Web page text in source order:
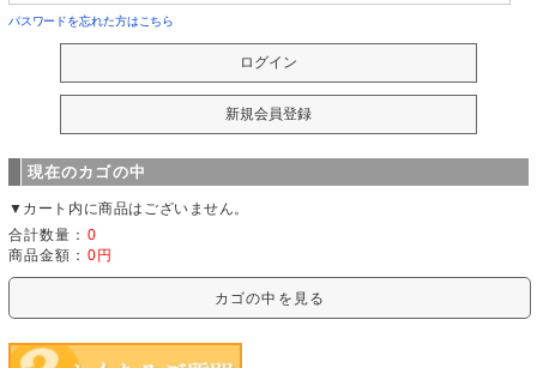
パスワードを忘れた方はこちら
現在のカゴの中
▼カート内に商品はございません。
合計数量： 0
商品金額： 0円
カゴの中を見る